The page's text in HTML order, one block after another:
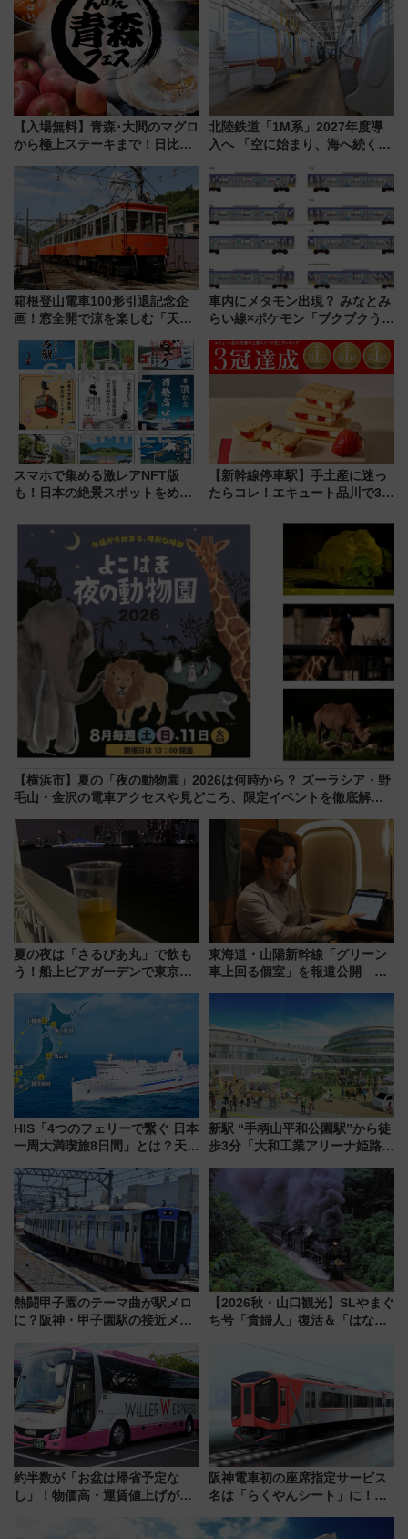
年祭にそうにゃん＆DB.スター
マンが登場
アクセス攻略法、2万発の花火が
都心の夜に！
【入場無料】青森･大間のマグロ
から極上ステーキまで！日比谷
人気フードフェス「肉祭」が同
北陸鉄道「1M系」2027年度導
入へ 「空に始まり、海へ続く」
神秘的なデザイン
箱根登山電車100形引退記念企
画！窓全開で涼を楽しむ「天然
発売
車内にメタモン出現？ みなとみ
らい線×ポケモン「ブクブクうみ
行開始に！ この夏は直通列車で
横浜へ！
スマホで集める激レアNFT版
も！日本の絶景スポットをめぐ
ん)」企画がスタート
【新幹線停車駅】手土産に迷っ
たらコレ！エキュート品川で3年
産スイーツとは？
【横浜市】夏の「夜の動物園」2026は何時から？ ズーラシア・野
毛山・金沢の電車アクセスや見どころ、限定イベントを徹底解
夏の夜は「さるびあ丸」で飲も
う！船上ビアガーデンで東京湾
杯……工場直送生ビールや島グ
ルメが美味い
東海道・山陽新幹線「グリーン
車上回る個室」を報道公開 プ
HIS「4つのフェリーで繋ぐ 日本
一周大満喫旅8日間」とは？天橋
の絶景＆限定グルメを網羅！煩
雑な手続きも不要でお手軽に楽
しめるプランが登場
新駅 “手柄山平和公園駅”から徒
歩3分「大和工業アリーナ姫路」
大相撲巡業など 豪華イベントと
アクセス
熱闘甲子園のテーマ曲が駅メロ
に？阪神・甲子園駅の接近メロ
谷実アレンジの特別仕様へ、8月
5日始発から
【2026秋・山口観光】SLやまぐ
ち号「貴婦人」復活＆「はなあ
り方は？
約半数が「お盆は帰省予定な
し」！物価高・運賃値上げが財
阪神電車初の座席指定サービス
名は「らくやんシート」に！新
を快適移動